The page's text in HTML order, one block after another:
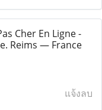
Cher En Ligne -
Reims — France
แจ้งลบ